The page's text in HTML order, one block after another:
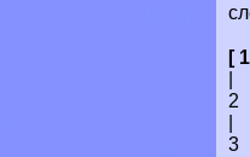
[
2
3